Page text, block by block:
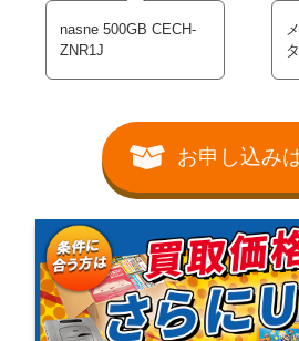
nasne 500GB CECH-
ZNR1J
お申し込み